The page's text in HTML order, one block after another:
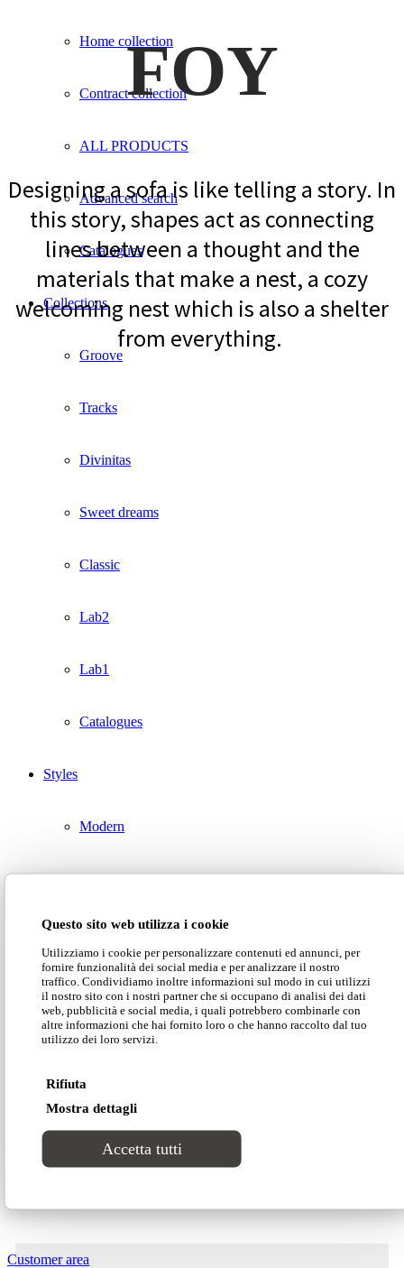
Questo sito web utilizza i cookie
Utilizziamo i cookie per personalizzare contenuti ed annunci, per
fornire funzionalità dei social media e per analizzare il nostro
traffico. Condividiamo inoltre informazioni sul modo in cui utilizzi
il nostro sito con i nostri partner che si occupano di analisi dei dati
web, pubblicità e social media, i quali potrebbero combinarle con
altre informazioni che hai fornito loro o che hanno raccolto dal tuo
utilizzo dei loro servizi.
Rifiuta
Mostra dettagli
Accetta tutti
Home collection
Contract collection
ALL PRODUCTS
Advanced search
Catalogues
Collections
Groove
Tracks
Divinitas
Sweet dreams
Classic
Lab2
Lab1
Catalogues
Styles
Modern
Luxury
Classic
Catalogues
Projects
Contacts
Customer area
FOY
Designing a sofa is like telling a story. In
this story, shapes act as connecting
lines between a thought and the
materials that make a nest, a cozy
welcoming nest which is also a shelter
from everything.
This is Foy, the
sofa of hugs
A corner of the home that radiates beauty. This is
Dimensions